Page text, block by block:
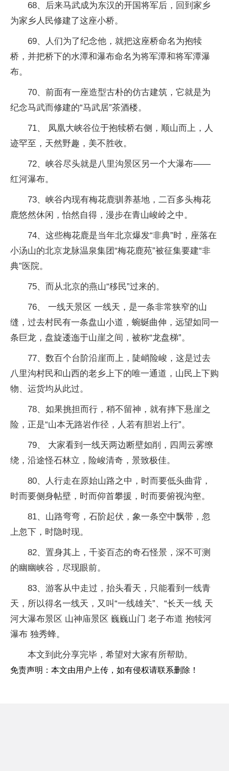
68、后来马武成为东汉的开国将军后，回到家乡
为家乡人民修建了这座小桥。
69、人们为了纪念他，就把这座桥命名为抱犊
桥，并把桥下的水潭和瀑布命名为将军潭和将军潭瀑
布。
70、前面有一座造型古朴的仿古建筑，它就是为
纪念马武而修建的“马武居”茶酒楼。
71、 凤凰大峡谷位于抱犊桥右侧，顺山而上，人
迹罕至，天然野趣，美不胜收。
72、峡谷尽头就是八里沟景区另一个大瀑布——
红河瀑布。
73、峡谷内现有梅花鹿驯养基地，二百多头梅花
鹿悠然休闲，怡然自得，漫步在青山峻岭之中。
74、这些梅花鹿是当年北京爆发“非典”时，座落在
小汤山的北京龙脉温泉集团“梅花鹿苑”被征集要建“非
典”医院。
75、而从北京的燕山“移民”过来的。
76、 一线天景区 一线天，是一条非常狭窄的山
缝，过去村民有一条盘山小道，蜿蜒曲伸，远望如同一
条巨龙，盘旋逶迤于山崖之间，被称“龙盘梯”。
77、数百个台阶沿崖而上，陡峭险峻，这是过去
八里沟村民和山西的老乡上下的唯一通道，山民上下购
物、运货均从此过。
78、如果挑担而行，稍不留神，就有摔下悬崖之
险，正是“山本无路岩作径，人若有胆岩上行”。
79、 大家看到一线天两边断壁如削，四周云雾缭
绕，沿途怪石林立，险峻清奇，景致极佳。
80、人行走在原始山路之中，时而要低头曲背，
时而要侧身帖壁，时而仰首攀援，时而要俯视沟壑。
81、山路弯弯，石阶起伏，象一条空中飘带，忽
上忽下，时隐时现。
82、置身其上，千姿百态的奇石怪景，深不可测
的幽幽峡谷，尽现眼前。
83、游客从中走过，抬头看天，只能看到一线青
天，所以得名一线天，又叫“一线雄关”、“长天一线 天
河大瀑布景区 山神庙景区 巍巍山门 老子布道 抱犊河
瀑布 独秀蜂。
本文到此分享完毕，希望对大家有所帮助。
免责声明：本文由用户上传，如有侵权请联系删除！